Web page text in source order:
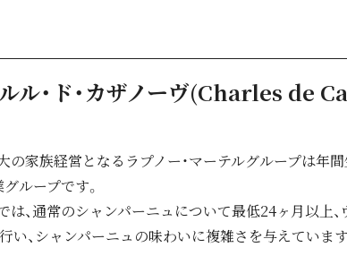
ル・ド・カザノーヴ(Charles de
の家族経営となるラプノー・マーテルグループは年
ループです。
は、通常のシャンパーニュについて最低24ヶ月以上
い、シャンパーニュの味わいに複雑さを与えています